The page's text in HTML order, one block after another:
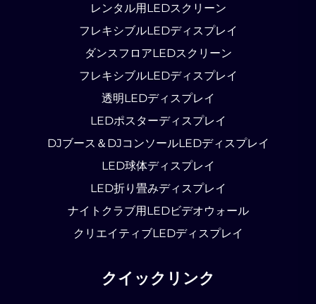
レンタル用LEDスクリーン
フレキシブルLEDディスプレイ
ダンスフロアLEDスクリーン
フレキシブルLEDディスプレイ
透明LEDディスプレイ
LEDポスターディスプレイ
DJブース＆DJコンソールLEDディスプレイ
LED球体ディスプレイ
LED折り畳みディスプレイ
ナイトクラブ用LEDビデオウォール
クリエイティブLEDディスプレイ
クイックリンク